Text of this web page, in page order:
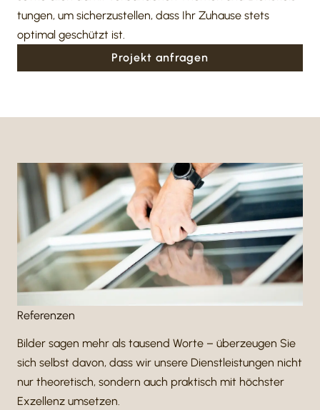
tungen, um sicher­zu­stellen, dass Ihr Zuhause stets
optimal geschützt ist.
Projekt anfragen
Refe­renzen
Bilder sagen mehr als tausend Worte – über­zeugen Sie
sich selbst davon, dass wir unsere Dienst­leis­tungen nicht
nur theo­re­tisch, sondern auch prak­tisch mit höchster
Exzel­lenz umsetzen.